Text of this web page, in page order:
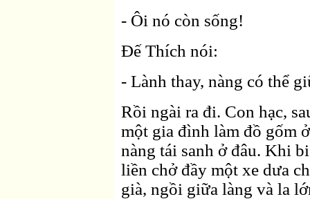
- Ôi nó còn sống!
Ðế Thích nói:
- Lành thay, nàng có thể
Rồi ngài ra đi. Con hạc,
một gia đình làm đồ gốm
nàng tái sanh ở đâu. Khi
liền chở đầy một xe dưa
già, ngồi giữa làng và la